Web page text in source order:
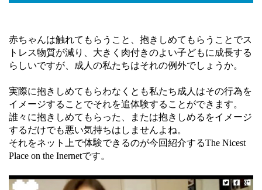
赤ちゃんは触れてもらうこと、抱きしめてもらうことでス
トレス物質が減り、大きく肉付きのよい子どもに成長する
らしいですが、成人の私たちはそれの例外でしょうか。
実際に抱きしめてもらわなくとも私たち成人はその行為を
イメージすることでそれを追体験することができます。
誰々に抱きしめてもらった、または抱きしめるをイメージ
するだけでも悪い気持ちはしませんよね。
それをネット上で体験できるのが今回紹介するThe Nicest
Place on the Inernetです。